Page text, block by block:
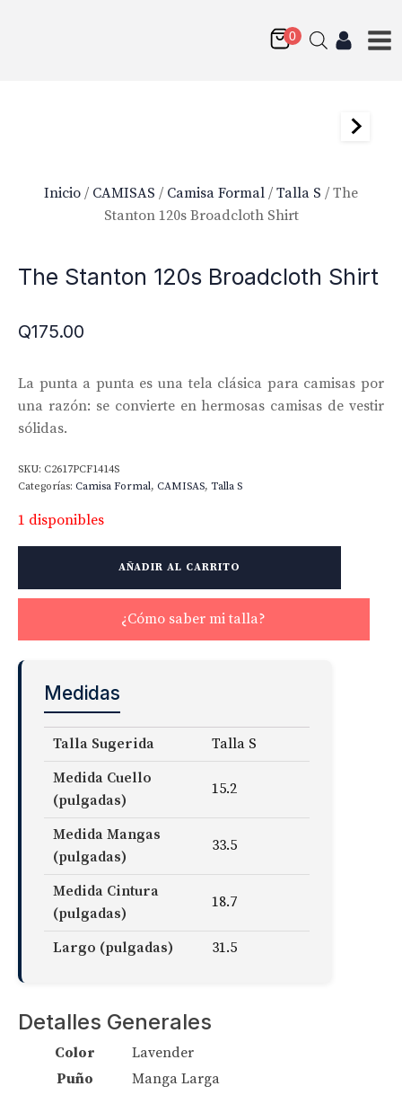
Inicio / CAMISAS / Camisa Formal / Talla S / The
Stanton 120s Broadcloth Shirt
The Stanton 120s Broadcloth Shirt
Q175.00
La punta a punta es una tela clásica para camisas por
una razón: se convierte en hermosas camisas de vestir
sólidas.
SKU: C2617PCF1414S
Categorías: Camisa Formal, CAMISAS, Talla S
1 disponibles
120s
AÑADIR AL CARRITO
¿Cómo saber mi talla?
Medidas
Talla Sugerida
Talla S
Medida Cuello
(pulgadas)
15.2
Medida Mangas
(pulgadas)
33.5
Medida Cintura
(pulgadas)
18.7
Largo (pulgadas) 31.5
Detalles Generales
Color
Lavender
Puño
Manga Larga